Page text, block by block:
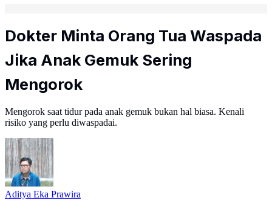
Dokter Minta Orang Tua Waspada
Jika Anak Gemuk Sering
Mengorok
Mengorok saat tidur pada anak gemuk bukan hal biasa. Kenali
risiko yang perlu diwaspadai.
Aditya Eka Prawira